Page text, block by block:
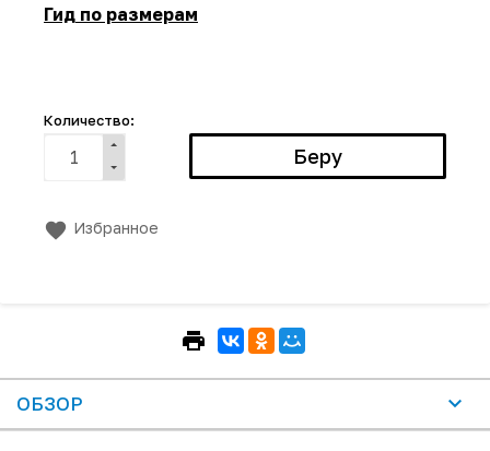
Гид по размерам
Количество:
Избранное
ОБЗОР